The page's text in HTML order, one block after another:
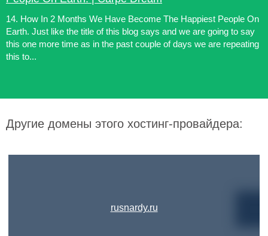
14. How In 2 Months We Have Become The Happiest People On
Earth. Just like the title of this blog says and we are going to say
this one more time as in the past couple of days we are repeating
this to...
Другие домены этого хостинг-провайдера:
rusnardy.ru